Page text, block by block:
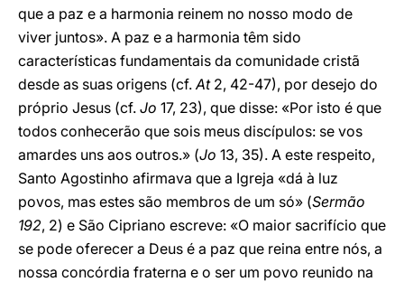
que a paz e a harmonia reinem no nosso modo de
viver juntos». A paz e a harmonia têm sido
características fundamentais da comunidade cristã
desde as suas origens (cf.At 2, 42-47), por desejo do
próprio Jesus (cf. Jo 17, 23), que disse: «Por isto é que
todos conhecerão que sois meus discípulos: se vos
amardes uns aos outros.» (Jo 13, 35). A este respeito,
Santo Agostinho afirmava que a Igreja «dá à luz
povos, mas estes são membros de um só» (Sermão
192, 2) e São Cipriano escreve: «O maior sacrifício que
se pode oferecer a Deus é a paz que reina entre nós, a
nossa concórdia fraterna e o ser um povo reunido na